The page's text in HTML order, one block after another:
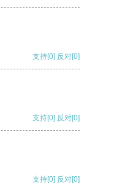
支持[0] 反对[0]
支持[0] 反对[0]
支持[0] 反对[0]